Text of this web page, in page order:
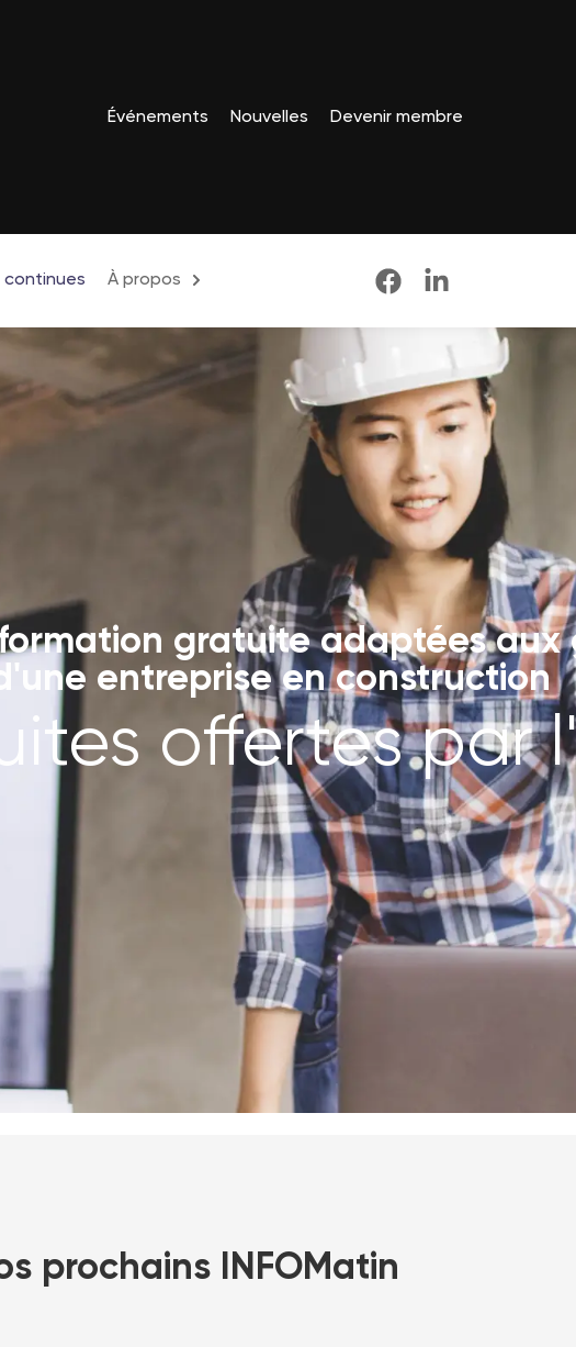
Événements Nouvelles Devenir membre
continues À propos
gratuite adaptées aux
entreprise en construction
offertes par
prochains INFOMatin